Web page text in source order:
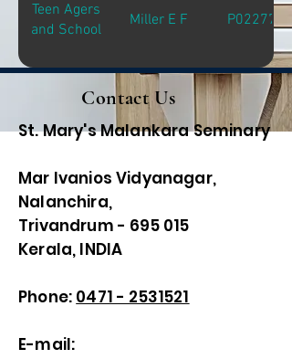
Teen Agers
and School
Miller E F P02277
Contact Us
St. Mary's Malankara Seminary
Mar Ivanios Vidyanagar,
Nalanchira,
Trivandrum - 695 015
Kerala, INDIA
Phone: 0471 - 2531521
E-mail: